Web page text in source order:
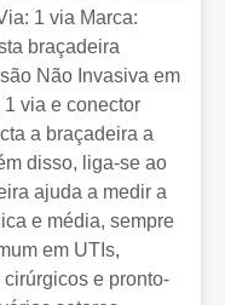
1 via Marca:
braçadeira
Não Invasiva em
via e conector
a braçadeira a
disso, liga-se ao
ajuda a medir a
e média, sempre
em UTIs,
e pronto-